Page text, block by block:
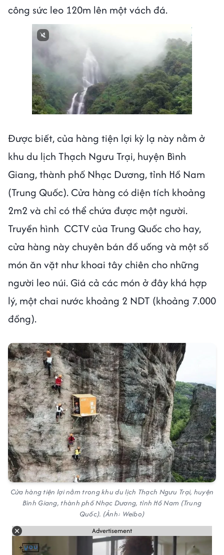
công sức leo 120m lên một vách đá.
Next video in 1 Cancel
Được biết, của hàng tiện lợi kỳ lạ này nằm ở
khu du lịch Thạch Ngưu Trại, huyện Bình
Giang, thành phố Nhạc Dương, tỉnh Hồ Nam
(Trung Quốc). Cửa hàng có diện tích khoảng
2m2 và chỉ có thể chứa được một người.
Truyền hình CCTV của Trung Quốc cho hay,
cửa hàng này chuyên bán đồ uống và một số
món ăn vặt như khoai tây chiên cho những
người leo núi. Giá cả các món ở đây khá hợp
lý, một chai nước khoảng 2 NDT (khoảng 7.000
đồng).
Cửa hàng tiện lợi nằm trong khu du lịch Thạch Ngưu Trại, huyện
Bình Giang, thành phố Nhạc Dương, tỉnh Hồ Nam (Trung
Quốc). (Ảnh: Weibo)
Advertisement